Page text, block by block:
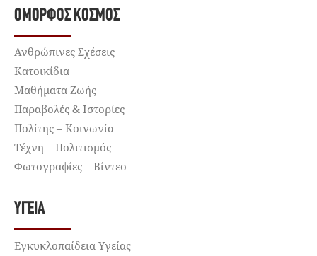
ΌΜΟΡΦΟΣ ΚΌΣΜΟΣ
Ανθρώπινες Σχέσεις
Κατοικίδια
Μαθήματα Ζωής
Παραβολές & Ιστορίες
Πολίτης – Κοινωνία
Τέχνη – Πολιτισμός
Φωτογραφίες – Βίντεο
ΥΓΕΊΑ
Εγκυκλοπαίδεια Υγείας